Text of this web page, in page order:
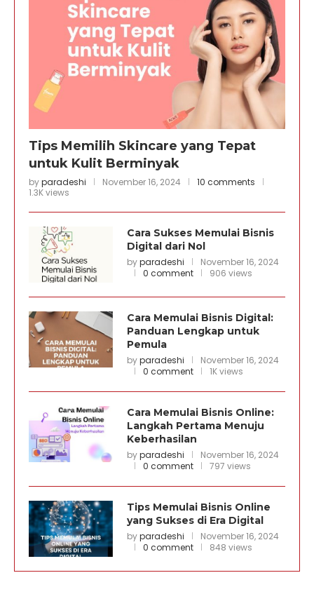
Tips Memilih Skincare yang Tepat
untuk Kulit Berminyak
byparadeshi November 16, 2024
10 comments
1.3K views
Cara Sukses Memulai Bisnis
Digital dari Nol
byparadeshi
November 16, 2024
0 comment
906 views
Cara Memulai Bisnis Digital:
Panduan Lengkap untuk
Pemula
byparadeshi
November 16, 2024
0 comment
1K views
Cara Memulai Bisnis Online:
Langkah Pertama Menuju
Keberhasilan
byparadeshi
November 16, 2024
0 comment
797 views
Tips Memulai Bisnis Online
yang Sukses di Era Digital
byparadeshi
November 16, 2024
0 comment
848 views